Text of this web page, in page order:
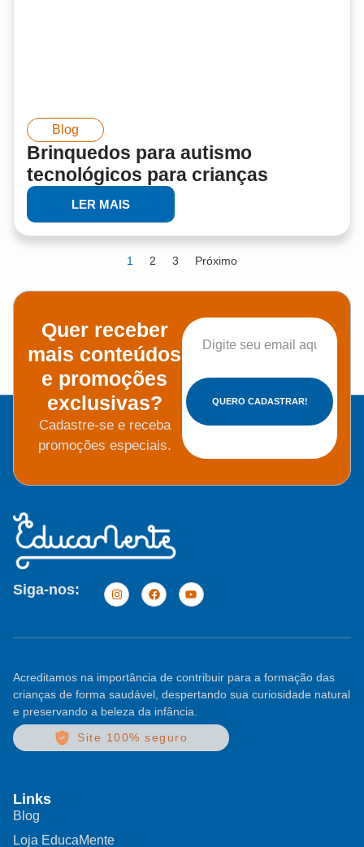
Blog
Brinquedos para autismo
tecnológicos para crianças
LER MAIS
1 2 3 Próximo
Quer receber
mais conteúdos
e promoções
exclusivas?
Cadastre-se e receba
promoções especiais.
QUERO CADASTRAR!
Siga-nos:
Acreditamos na importância de contribuir para a formação das
crianças de forma saudável, despertando sua curiosidade natural
e preservando a beleza da infância.
Site 100% seguro
Links
Blog
Loja EducaMente